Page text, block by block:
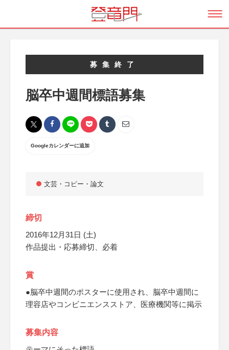
募集終了
脳卒中週間標語募集
Googleカレンダーに追加
文芸・コピー・論文
締切
2016年12月31日 (土)
作品提出・応募締切、必着
賞
●脳卒中週間のポスターに使用され、脳卒中週間に
理容店やコンビニエンスストア、医療機関等に掲示
募集内容